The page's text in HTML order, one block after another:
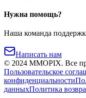
Нужна помощь?
Наша команда
Написать нам
© 2024 MMOPIX. Все
Пользовательское
конфиденциальности
данныхПолитика